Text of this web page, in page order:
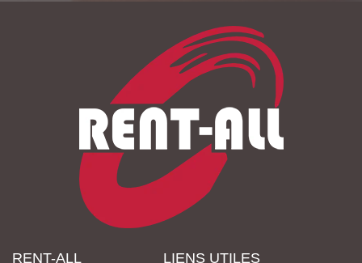
RENT-ALL LIENS UTILES